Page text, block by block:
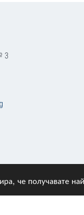
че получавате
3
права запазени.